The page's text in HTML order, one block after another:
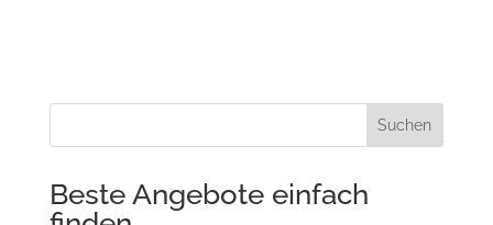
Suchen
Beste Angebote einfach